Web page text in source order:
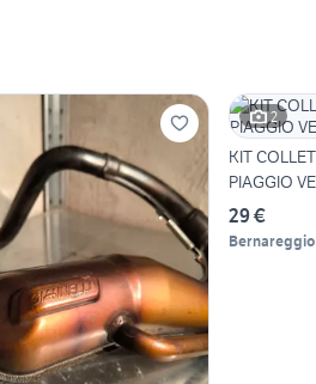
2
KIT
PIAGGIO
29 €
Bernareggio